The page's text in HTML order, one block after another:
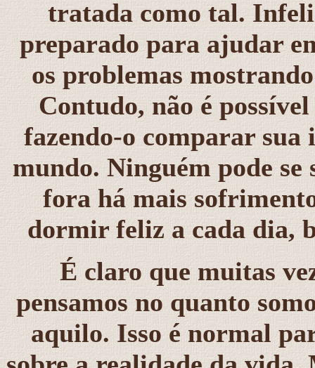
tratada como tal.
preparado para ajudar
os problemas
Contudo, não é
fazendo-o comparar sua
mundo. Ninguém pode
fora há mais
dormir feliz a cada dia,
É claro que muitas
pensamos no quanto
aquilo. Isso é normal